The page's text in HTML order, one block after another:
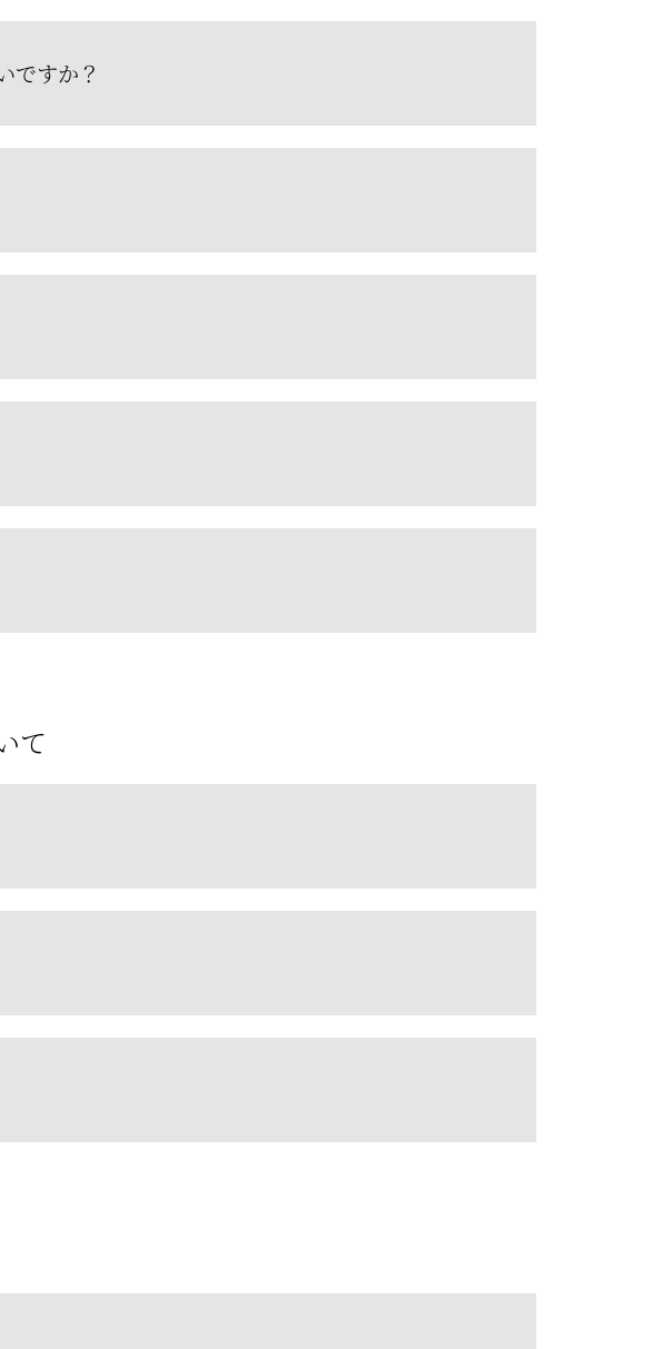
ですか？
て